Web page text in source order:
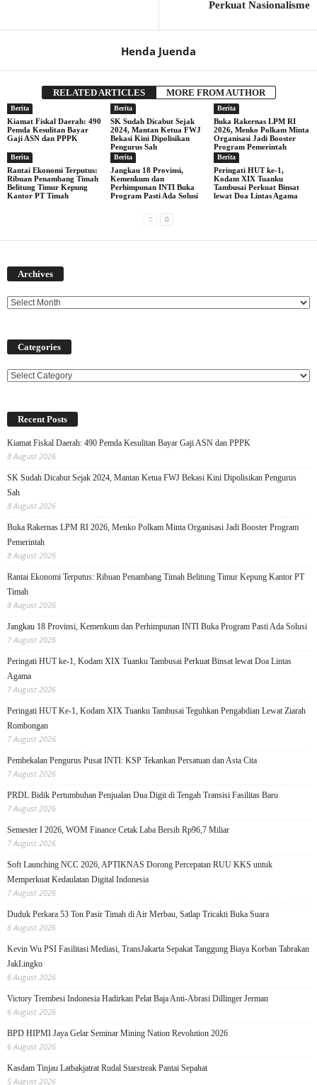
Perkuat Nasionalisme
Henda Juenda
RELATED ARTICLES MORE FROM AUTHOR
Berita
Kiamat Fiskal Daerah: 490
Pemda Kesulitan Bayar
Gaji ASN dan PPPK
Berita
SK Sudah Dicabut Sejak
2024, Mantan Ketua FWJ
Bekasi Kini Dipolisikan
Pengurus Sah
Berita
Buka Rakernas LPM RI
2026, Menko Polkam Minta
Organisasi Jadi Booster
Program Pemerintah
Berita
Rantai Ekonomi Terputus:
Ribuan Penambang Timah
Belitung Timur Kepung
Kantor PT Timah
Berita
Jangkau 18 Provinsi,
Kemenkum dan
Perhimpunan INTI Buka
Program Pasti Ada Solusi
Berita
Peringati HUT ke-1,
Kodam XIX Tuanku
Tambusai Perkuat Binsat
lewat Doa Lintas Agama
Archives
Categories
Categories
Recent Posts
Kiamat Fiskal Daerah: 490 Pemda Kesulitan Bayar Gaji ASN dan PPPK
8 August 2026
SK Sudah Dicabut Sejak 2024, Mantan Ketua FWJ Bekasi Kini Dipolisikan Pengurus
Sah
8 August 2026
Buka Rakernas LPM RI 2026, Menko Polkam Minta Organisasi Jadi Booster Program
Pemerintah
8 August 2026
Rantai Ekonomi Terputus: Ribuan Penambang Timah Belitung Timur Kepung Kantor PT
Timah
8 August 2026
Jangkau 18 Provinsi, Kemenkum dan Perhimpunan INTI Buka Program Pasti Ada Solusi
7 August 2026
Peringati HUT ke-1, Kodam XIX Tuanku Tambusai Perkuat Binsat lewat Doa Lintas
Agama
7 August 2026
Peringati HUT Ke-1, Kodam XIX Tuanku Tambusai Teguhkan Pengabdian Lewat Ziarah
Rombongan
7 August 2026
Pembekalan Pengurus Pusat INTI: KSP Tekankan Persatuan dan Asta Cita
7 August 2026
PRDL Bidik Pertumbuhan Penjualan Dua Digit di Tengah Transisi Fasilitas Baru
7 August 2026
Semester I 2026, WOM Finance Cetak Laba Bersih Rp96,7 Miliar
7 August 2026
Soft Launching NCC 2026, APTIKNAS Dorong Percepatan RUU KKS untuk
Memperkuat Kedaulatan Digital Indonesia
7 August 2026
Duduk Perkara 53 Ton Pasir Timah di Air Merbau, Satlap Tricakti Buka Suara
6 August 2026
Kevin Wu PSI Fasilitasi Mediasi, TransJakarta Sepakat Tanggung Biaya Korban Tabrakan
JakLingko
6 August 2026
Victory Trembesi Indonesia Hadirkan Pelat Baja Anti-Abrasi Dillinger Jerman
6 August 2026
BPD HIPMI Jaya Gelar Seminar Mining Nation Revolution 2026
6 August 2026
Kasdam Tinjau Latbakjatrat Rudal Starstreak Pantai Sepahat
5 August 2026